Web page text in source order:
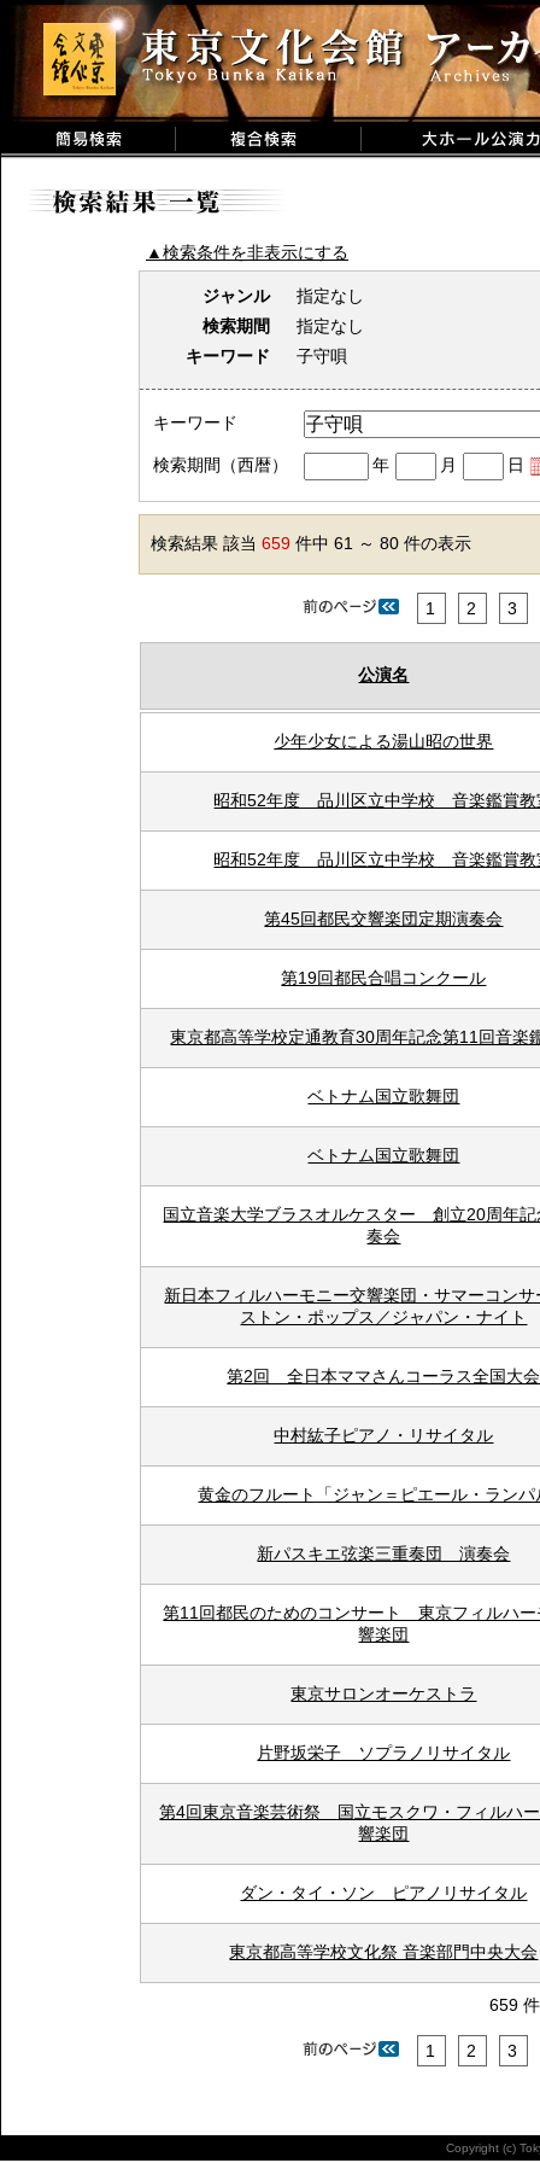
▲検索条件を非表示にする
ジャンル
指定なし
検索期間
指定なし
キーワード
子守唄
キーワード
検索期間（西暦） 年 月 日
検索結果 該当659 件中 61 ～ 80 件の表示
1 2 3
公演名
少年少女による湯山昭の世界
昭和52年度 品川区立中学校 音楽鑑賞教
昭和52年度 品川区立中学校 音楽鑑賞教
第45回都民交響楽団定期演奏会
第19回都民合唱コンクール
東京都高等学校定通教育30周年記念第11回音楽
ベトナム国立歌舞団
ベトナム国立歌舞団
国立音楽大学ブラスオルケスター 創立20周年記
奏会
新日本フィルハーモニー交響楽団・サマーコン
ストン・ポップス／ジャパン・ナイト
第2回 全日本ママさんコーラス全国大会
中村紘子ピアノ・リサイタル
黄金のフルート「ジャン＝ピエール・ランパ
新パスキエ弦楽三重奏団 演奏会
第11回都民のためのコンサート 東京フィルハー
響楽団
東京サロンオーケストラ
片野坂栄子 ソプラノリサイタル
第4回東京音楽芸術祭 国立モスクワ・フィルハ
響楽団
ダン・タイ・ソン ピアノリサイタル
東京都高等学校文化祭 音楽部門中央大会
659
1 2 3
Copyright (c)